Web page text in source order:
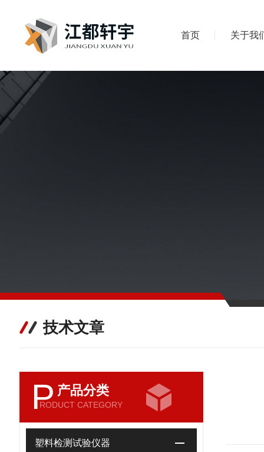
首页 关于我
技术文章
P 产品分类
RODUCT CATEGORY
塑料检测试验仪器